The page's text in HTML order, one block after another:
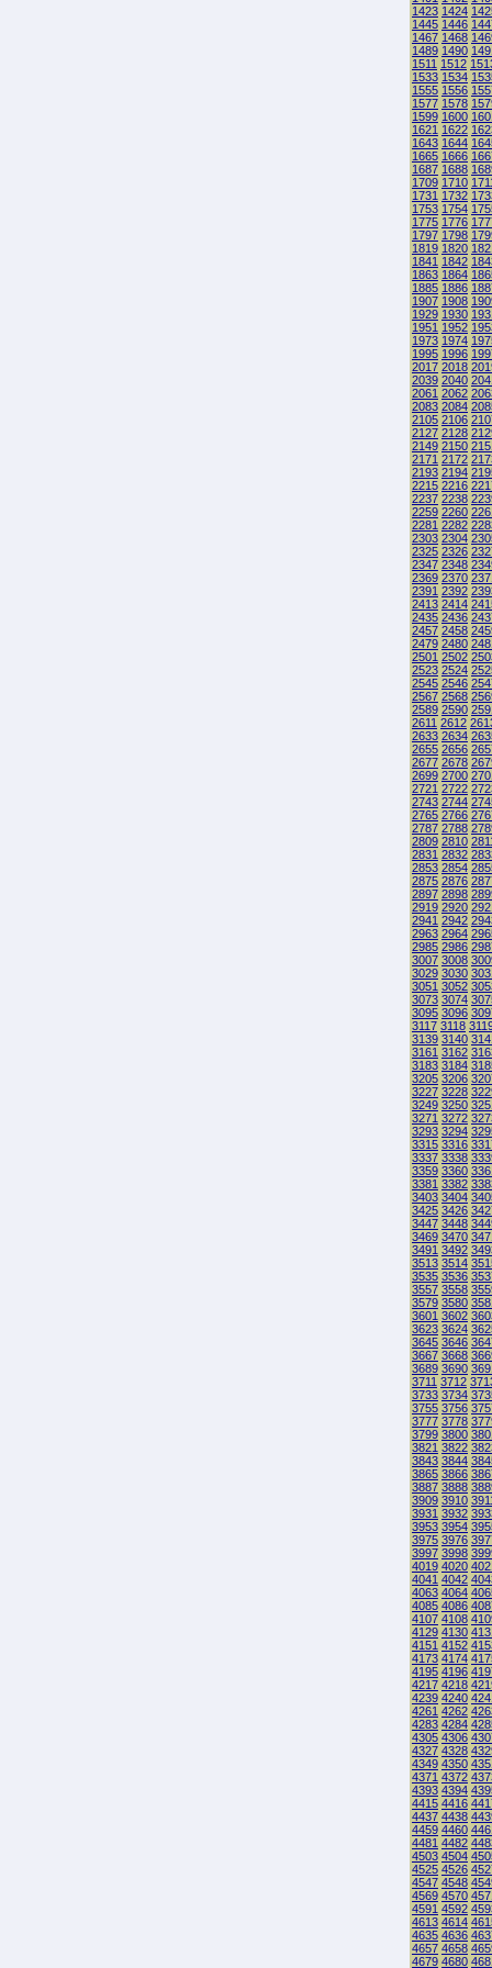
1423 1424
1445 1446
1467 1468
1489 1490
1511 1512
1533 1534
1555 1556
1577 1578
1599 1600
1621 1622
1643 1644
1665 1666
1687 1688
1709 1710
1731 1732
1753 1754
1775 1776
1797 1798
1819 1820
1841 1842
1863 1864
1885 1886
1907 1908
1929 1930
1951 1952
1973 1974
1995 1996
2017 2018
2039 2040
2061 2062
2083 2084
2105 2106
2127 2128
2149 2150
2171 2172
2193 2194
2215 2216
2237 2238
2259 2260
2281 2282
2303 2304
2325 2326
2347 2348
2369 2370
2391 2392
2413 2414
2435 2436
2457 2458
2479 2480
2501 2502
2523 2524
2545 2546
2567 2568
2589 2590
2611 2612
2633 2634
2655 2656
2677 2678
2699 2700
2721 2722
2743 2744
2765 2766
2787 2788
2809 2810
2831 2832
2853 2854
2875 2876
2897 2898
2919 2920
2941 2942
2963 2964
2985 2986
3007 3008
3029 3030
3051 3052
3073 3074
3095 3096
3117 3118
3139 3140
3161 3162
3183 3184
3205 3206
3227 3228
3249 3250
3271 3272
3293 3294
3315 3316
3337 3338
3359 3360
3381 3382
3403 3404
3425 3426
3447 3448
3469 3470
3491 3492
3513 3514
3535 3536
3557 3558
3579 3580
3601 3602
3623 3624
3645 3646
3667 3668
3689 3690
3711 3712
3733 3734
3755 3756
3777 3778
3799 3800
3821 3822
3843 3844
3865 3866
3887 3888
3909 3910
3931 3932
3953 3954
3975 3976
3997 3998
4019 4020
4041 4042
4063 4064
4085 4086
4107 4108
4129 4130
4151 4152
4173 4174
4195 4196
4217 4218
4239 4240
4261 4262
4283 4284
4305 4306
4327 4328
4349 4350
4371 4372
4393 4394
4415 4416
4437 4438
4459 4460
4481 4482
4503 4504
4525 4526
4547 4548
4569 4570
4591 4592
4613 4614
4635 4636
4657 4658
4679 4680